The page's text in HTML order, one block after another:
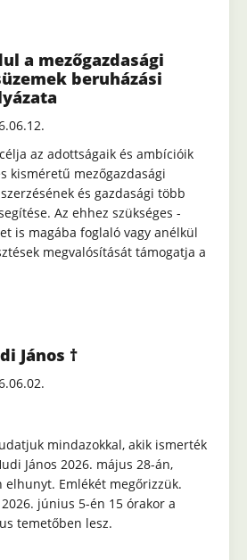
a mezőgazdasági
beruházási
az adottságaik és ambícióik
kisméretű mezőgazdasági
és gazdasági több
Az ehhez szükséges -
is magába foglaló vagy anélkül
megvalósítását támogatja a
János †
mindazokkal, akik ismerték
János 2026. május 28-án,
elhunyt. Emlékét megőrizzük.
június 5-én 15 órakor a
temetőben lesz.